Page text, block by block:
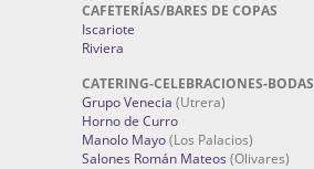
CAFETERÍAS/BARES DE COPAS
Iscariote
Riviera
CATERING-CELEBRACIONES-BODAS
Grupo Venecia (Utrera)
Horno de Curro
Manolo Mayo(Los Palacios)
Salones Román Mateos (Olivares)